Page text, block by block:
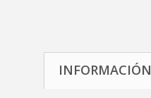
INFORMACIÓN